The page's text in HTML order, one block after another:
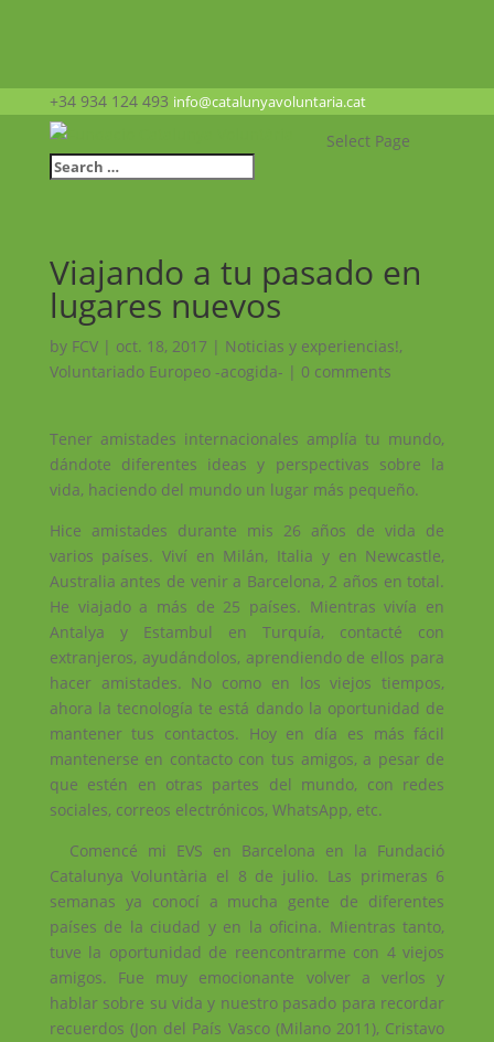
+34 934 124 493 info@catalunyavoluntaria.cat
Select Page
Viajando a tu pasado en
lugares nuevos
by FCV| oct. 18, 2017 | Noticias y experiencias!,
Voluntariado Europeo -acogida- | 0 comments
Tener amistades internacionales amplía tu mundo,
dándote diferentes ideas y perspectivas sobre la
vida, haciendo del mundo un lugar más pequeño.
Hice amistades durante mis 26 años de vida de
varios países. Viví en Milán, Italia y en Newcastle,
Australia antes de venir a Barcelona, ​​2 años en total.
He viajado a más de 25 países. Mientras vivía en
Antalya y Estambul en Turquía, contacté con
extranjeros, ayudándolos, aprendiendo de ellos para
hacer amistades. No como en los viejos tiempos,
ahora la tecnología te está dando la oportunidad de
mantener tus contactos. Hoy en día es más fácil
mantenerse en contacto con tus amigos, a pesar de
que estén en otras partes del mundo, con redes
sociales, correos electrónicos, WhatsApp, etc.
Comencé mi EVS en Barcelona en la Fundació
Catalunya Voluntària el 8 de julio. Las primeras 6
semanas ya conocí a mucha gente de diferentes
países de la ciudad y en la oficina. Mientras tanto,
tuve la oportunidad de reencontrarme con 4 viejos
amigos. Fue muy emocionante volver a verlos y
hablar sobre su vida y nuestro pasado para recordar
recuerdos (Jon del País Vasco (Milano 2011), Cristavo